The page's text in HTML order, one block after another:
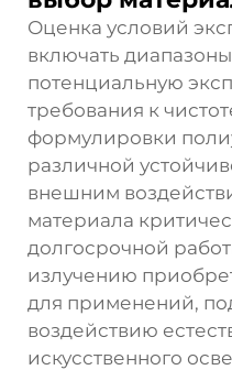
Оценка условий
включать
потенциальную
требования к
формулировки
различной
внешним
материала
долгосрочной
излучению
для применений,
воздействию
искусственного